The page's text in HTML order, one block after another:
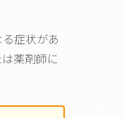
症状があ
薬剤師に